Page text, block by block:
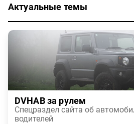
Актуальные темы
DVHAB за рулем
Спецраздел сайта об
водителей